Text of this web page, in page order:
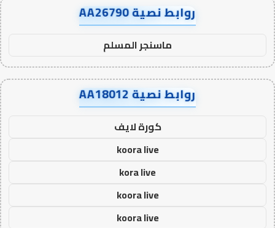
روابط نصية AA26790
ماسنجر المسلم
روابط نصية AA18012
كورة لايف
koora live
kora live
koora live
koora live